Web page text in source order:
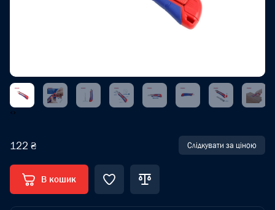
‹›
122 ₴ Слідкувати за ціною
В кошик